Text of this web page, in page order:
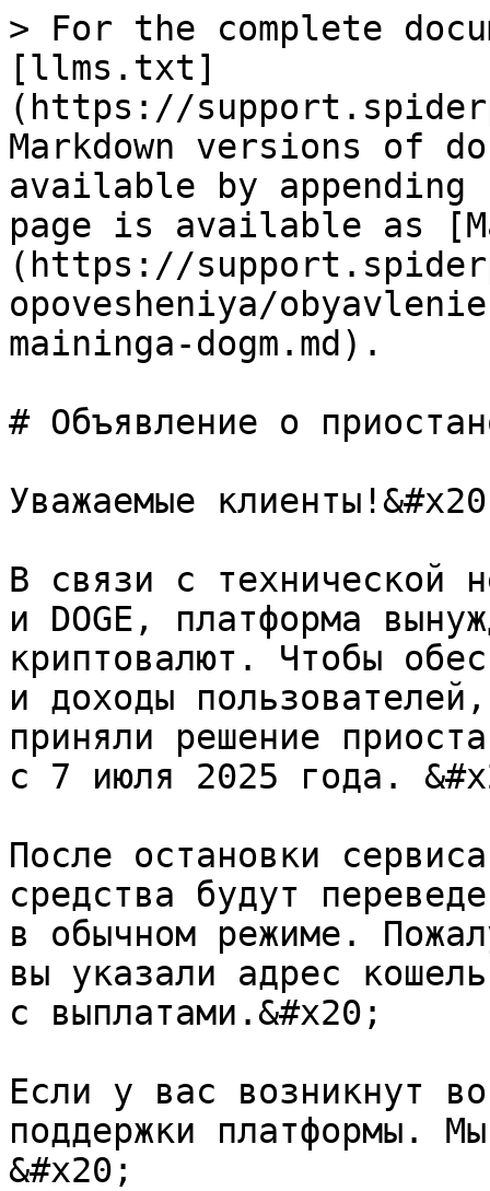
> For the complete
[llms.txt]
(https://
Markdown versions of
available by
page is available as
(https://
opovesheniya/
maininga-dogm.md).
# Объявление о
Уважаемые
В связи с технической
и DOGE, платформа
криптовалют. Чтобы
и доходы
приняли решение
с 7 июля 2025 года.
После остановки
средства будут
в обычном режиме.
вы указали адрес
с выплатами.&#x20;
Если у вас возникнут
поддержки платформы.
&#x20;